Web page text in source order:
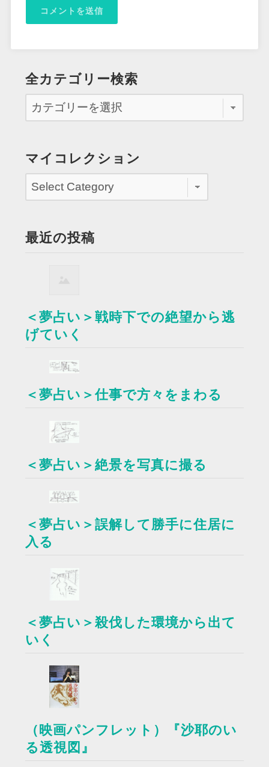
全カテゴリー検索
マイコレクション
最近の投稿
＜夢占い＞戦時下での絶望から逃
げていく
＜夢占い＞仕事で方々をまわる
＜夢占い＞絶景を写真に撮る
＜夢占い＞誤解して勝手に住居に
入る
＜夢占い＞殺伐した環境から出て
いく
（映画パンフレット）『沙耶のい
る透視図』